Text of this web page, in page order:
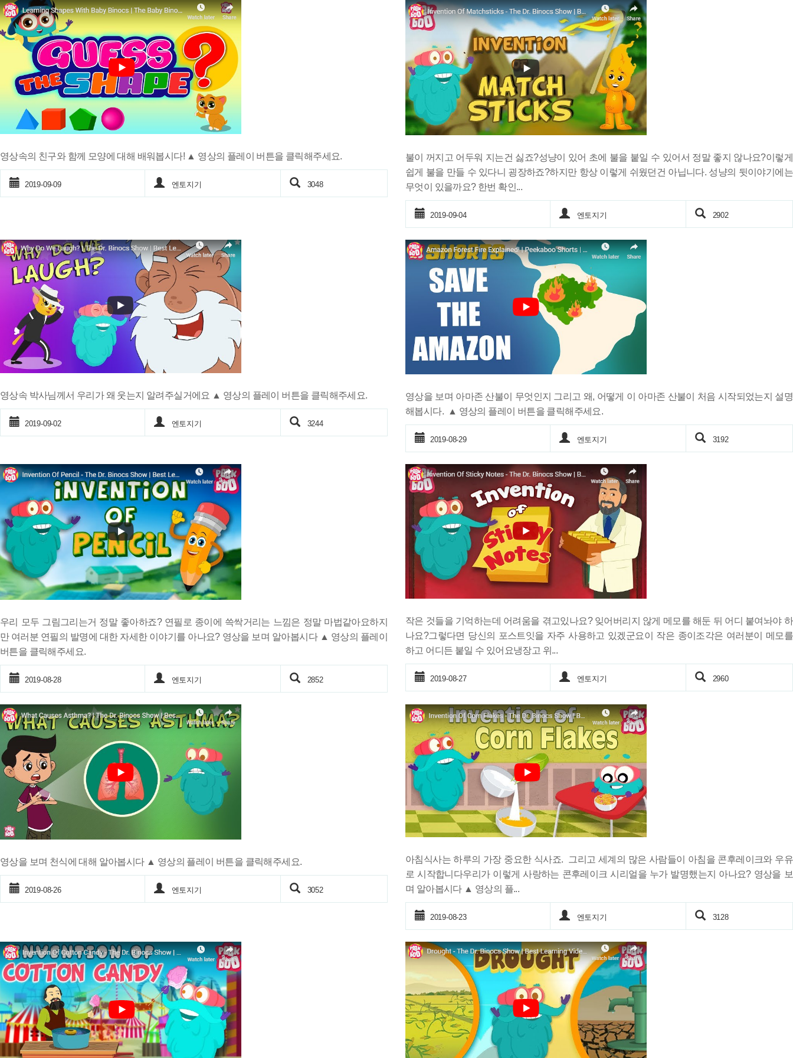
영상속의 친구와 함께 모양에 대해 배워봅시다! ▲ 영상의 플레이 버튼을 클릭해주세요.
2019-09-09 엔토지기 3048
불이 꺼지고 어두워 지는건 싫죠?성냥이 있어 초에 불을 붙일 수 있어서 정말 좋지 않나요?이렇게
쉽게 불을 만들 수 있다니 굉장하죠?하지만 항상 이렇게 쉬웠던건 아닙니다. 성냥의 뒷이야기에는
무엇이 있을까요? 한번 확인...
2019-09-04 엔토지기 2902
영상속 박사님께서 우리가 왜 웃는지 알려주실거에요 ▲ 영상의 플레이 버튼을 클릭해주세요.
2019-09-02 엔토지기 3244
영상을 보며 아마존 산불이 무엇인지 그리고 왜, 어떻게 이 아마존 산불이 처음 시작되었는지 설명
해봅시다. ▲ 영상의 플레이 버튼을 클릭해주세요.
2019-08-29 엔토지기 3192
우리 모두 그림그리는거 정말 좋아하죠? 연필로 종이에 쓱싹거리는 느낌은 정말 마법같아요하지
만 여러분 연필의 발명에 대한 자세한 이야기를 아나요? 영상을 보며 알아봅시다 ▲ 영상의 플레이
버튼을 클릭해주세요.
2019-08-28 엔토지기 2852
작은 것들을 기억하는데 어려움을 겪고있나요? 잊어버리지 않게 메모를 해둔 뒤 어디 붙여놔야 하
나요?그렇다면 당신의 포스트잇을 자주 사용하고 있겠군요이 작은 종이조각은 여러분이 메모를
하고 어디든 붙일 수 있어요냉장고 위...
2019-08-27 엔토지기 2960
영상을 보며 천식에 대해 알아봅시다 ▲ 영상의 플레이 버튼을 클릭해주세요.
2019-08-26 엔토지기 3052
아침식사는 하루의 가장 중요한 식사죠. 그리고 세계의 많은 사람들이 아침을 콘후레이크와 우유
로 시작합니다우리가 이렇게 사랑하는 콘후레이크 시리얼을 누가 발명했는지 아나요? 영상을 보
며 알아봅시다 ▲ 영상의 플...
2019-08-23 엔토지기 3128